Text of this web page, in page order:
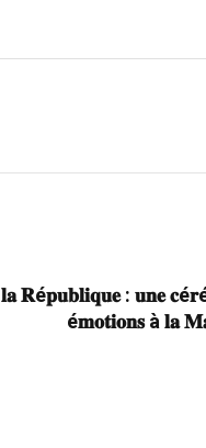
𝐑é𝐩𝐮𝐛𝐥𝐢𝐪𝐮𝐞 : 𝐮𝐧𝐞
é𝐦𝐨𝐭𝐢𝐨𝐧𝐬 à 𝐥𝐚